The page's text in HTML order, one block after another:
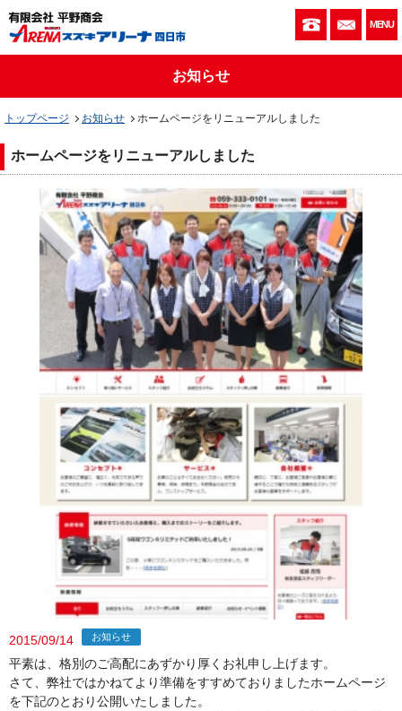
059-333-お問
MENU
お知らせ
トップページ お知らせ ホームページをリニューアルしました
ホームページをリニューアルしました
2015/09/14 お知らせ
平素は、格別のご高配にあずかり厚くお礼申し上げます。
さて、弊社ではかねてより準備をすすめておりましたホームページ
を下記のとおり公開いたしました。